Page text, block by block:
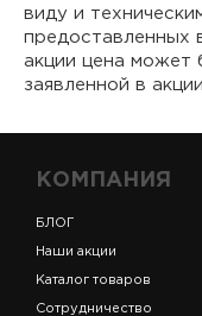
виду и
предоставленных
акции цена может
заявленной в акции.
КОМПАНИЯ
БЛОГ
Наши акции
Каталог товаров
Сотрудничество